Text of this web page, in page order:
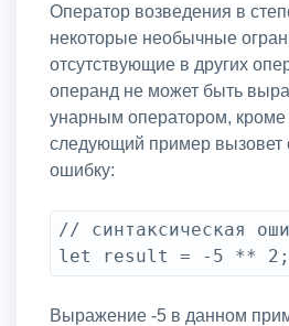
Оператор возведения в
некоторые необычные
отсутствующие в других
операнд не может быть
унарным оператором,
следующий пример вызовет
ошибку:
// синтаксическая
let result = -5 ** 2;
Выражение -5 в данном